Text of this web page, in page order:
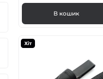
В кошик
Хіт